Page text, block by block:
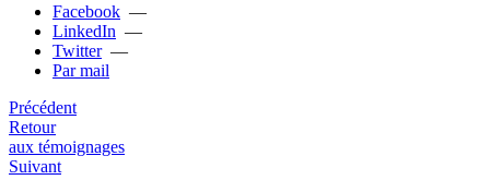
Facebook —
LinkedIn —
Twitter—
Par mail
Précédent
Retour
aux témoignages
Suivant